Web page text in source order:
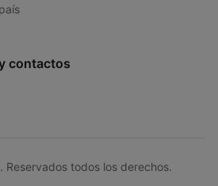
contactos
todos los derechos.